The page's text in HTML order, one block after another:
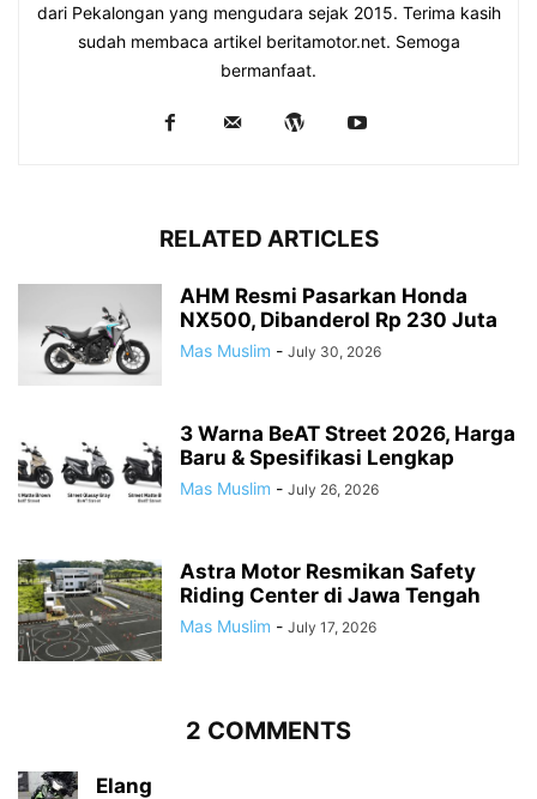
dari Pekalongan yang mengudara sejak 2015. Terima kasih
sudah membaca artikel beritamotor.net. Semoga
bermanfaat.
RELATED ARTICLES
AHM Resmi Pasarkan Honda
NX500, Dibanderol Rp 230 Juta
Mas Muslim - July 30, 2026
3 Warna BeAT Street 2026, Harga
Baru & Spesifikasi Lengkap
Mas Muslim - July 26, 2026
Astra Motor Resmikan Safety
Riding Center di Jawa Tengah
Mas Muslim - July 17, 2026
2 COMMENTS
Elang